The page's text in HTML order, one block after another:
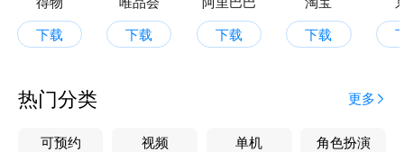
下载 下载 下载 下载
热门分类 更多
可预约 视频 单机 角色扮演